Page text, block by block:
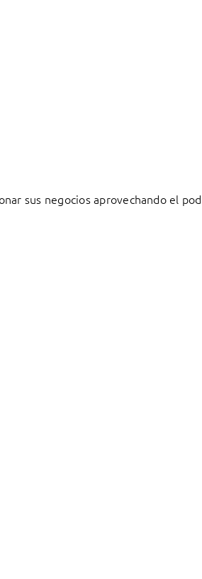
sus negocios aprovechando el